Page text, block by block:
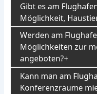
Gibt es am
Möglichkeit,
Werden am
Möglichkeiten zur
angeboten?
Kann man am
Konferenzräume